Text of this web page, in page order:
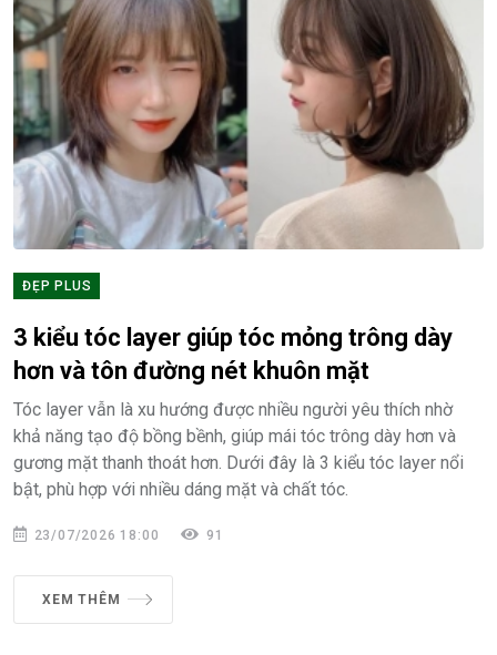
ĐẸP PLUS
3 kiểu tóc layer giúp tóc mỏng trông dày
hơn và tôn đường nét khuôn mặt
Tóc layer vẫn là xu hướng được nhiều người yêu thích nhờ
khả năng tạo độ bồng bềnh, giúp mái tóc trông dày hơn và
gương mặt thanh thoát hơn. Dưới đây là 3 kiểu tóc layer nổi
bật, phù hợp với nhiều dáng mặt và chất tóc.
23/07/2026 18:00 91
XEM THÊM